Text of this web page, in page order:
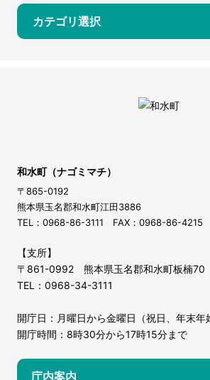
カテゴリ選択
和水町（ナゴミマチ）
〒865-0192
熊本県玉名郡和水町江田3886
TEL：0968-86-3111 FAX：0968-86-4215
【支所】
〒861-0992 熊本県玉名郡和水町板楠70
TEL：0968-34-3111
開庁日：月曜日から金曜日（祝日、年末年
開庁時間：8時30分から17時15分まで
庁内案内